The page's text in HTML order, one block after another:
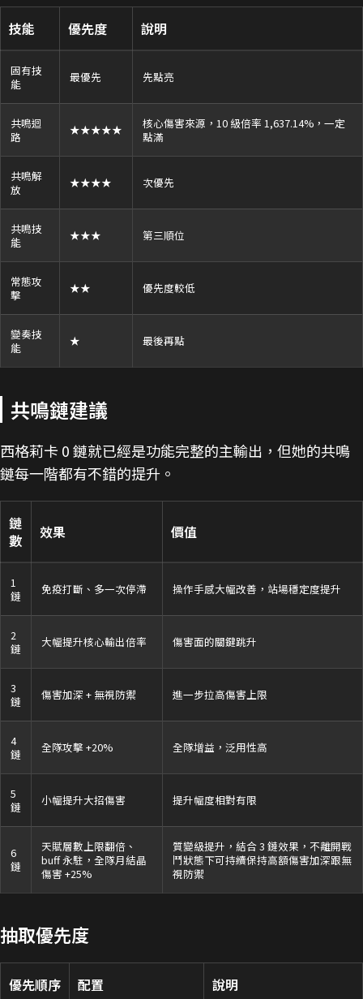
技能 優先度 說明
固有技
能
最優先 先點亮
共鳴迴
路
★★★★★
核心傷害來源，10 級倍率 1,637.14%，一定
點滿
共鳴解
放
★★★★ 次優先
共鳴技
能
★★★ 第三順位
常態攻
擊
★★ 優先度較低
變奏技
能
★ 最後再點
共鳴鏈建議
西格莉卡 0 鏈就已經是功能完整的主輸出，但她的共鳴
鏈每一階都有不錯的提升。
鏈
數
效果 價值
1
鏈
免疫打斷、多一次停滯 操作手感大幅改善，站場穩定度提升
2
鏈
大幅提升核心輸出倍率 傷害面的關鍵跳升
3
鏈
傷害加深 + 無視防禦 進一步拉高傷害上限
4
鏈
全隊攻擊 +20% 全隊增益，泛用性高
5
鏈
小幅提升大招傷害 提升幅度相對有限
6
鏈
天賦層數上限翻倍、
buff 永駐，全隊月結晶
傷害 +25%
質變級提升，結合 3 鏈效果，不離開戰
鬥狀態下可持續保持高額傷害加深跟無
視防禦
抽取優先度
優先順序 配置 說明